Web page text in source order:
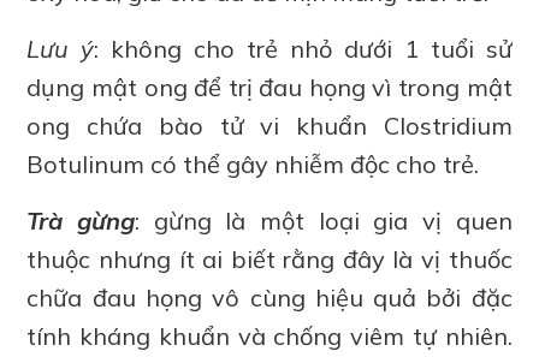
Lưu ý: không cho trẻ nhỏ dưới 1 tuổi sử
dụng mật ong để trị đau họng vì trong mật
ong chứa bào tử vi khuẩn Clostridium
Botulinum có thể gây nhiễm độc cho trẻ.
Trà gừng: gừng là một loại gia vị quen
thuộc nhưng ít ai biết rằng đây là vị thuốc
chữa đau họng vô cùng hiệu quả bởi đặc
tính kháng khuẩn và chống viêm tự nhiên.